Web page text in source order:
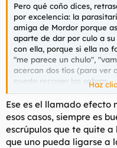
Pero qué coño dices,
por excelencia: la
amiga de Mordor porque
aparte de dar por culo a
con ella, porque si ella no
"me parece un chulo",
acercan dos tíos (para ver
pueda recoger las sobras.
Suicídate ya, haz el favor.
Haz
Ese es el llamado
esos casos, siempre es
escrúpulos que te quite
que uno pueda ligarse a